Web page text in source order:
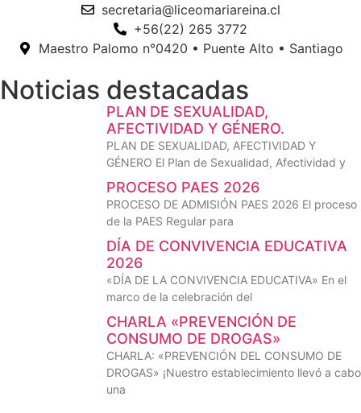
secretaria@liceomariareina.cl
+56(22) 265 3772
Maestro Palomo n°0420 • Puente Alto • Santiago
Noticias destacadas
PLAN DE SEXUALIDAD,
AFECTIVIDAD Y GÉNERO.
PLAN DE SEXUALIDAD, AFECTIVIDAD Y
GÉNERO El Plan de Sexualidad, Afectividad y
PROCESO PAES 2026
PROCESO DE ADMISIÓN PAES 2026 El proceso
de la PAES Regular para
DÍA DE CONVIVENCIA EDUCATIVA
2026
«DÍA DE LA CONVIVENCIA EDUCATIVA» En el
marco de la celebración del
CHARLA «PREVENCIÓN DE
CONSUMO DE DROGAS»
CHARLA: «PREVENCIÓN DEL CONSUMO DE
DROGAS» ¡Nuestro establecimiento llevó a cabo
una